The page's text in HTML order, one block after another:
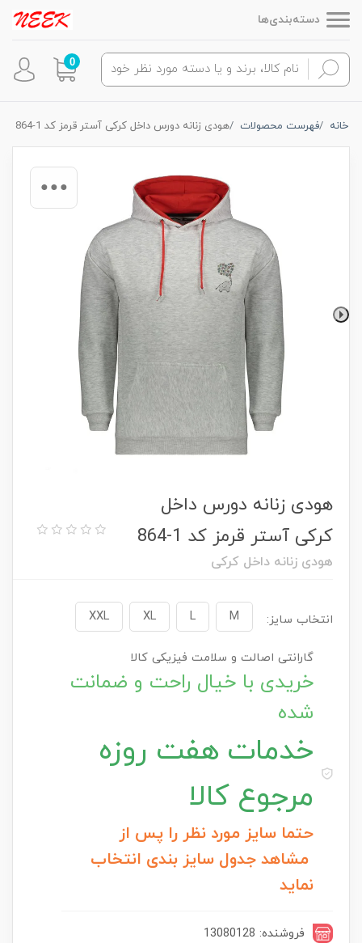
دسته‌بندی‌ها
0
خانه فهرست محصولات هودی زنانه دورس داخل کرکی آستر قرمز کد 1-864
هودی زنانه دورس داخل
کرکی آستر قرمز کد 1-864
هودی زنانه داخل کرکی
انتخاب سایز: M
L
XL
XXL
گارانتی اصالت و سلامت فیزیکی کالا
خریدی با خیال راحت و ضمانت
شده
خدمات هفت روزه
مرجوع کالا
حتما سایز مورد نظر را پس از
مشاهد جدول سایز بندی انتخاب
نماید
فروشنده: 13080128